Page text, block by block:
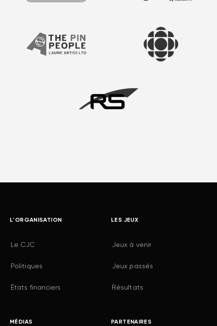
L'ORGANISATION
Le CJC
Politiques
États financiers
LES JEUX
Jeux à venir
Jeux passés
Résultats
MÉDIAS PARTENAIRES